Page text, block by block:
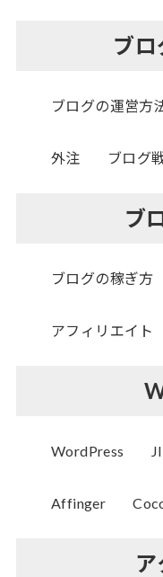
ブ
ブログの運営方
外注 ブログ
ブ
ブログの稼ぎ方
アフィリエイト
WordPress
Affinger